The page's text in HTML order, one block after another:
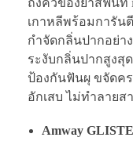
ถึงคิวของยาสีฟันที่
เกาหลีพร้อมการัน
กำจัดกลิ่นปากอย่า
ระงับกลิ่นปากสูงสุ
ป้องกันฟันผุ ขจัดค
อักเสบ ไม่ทำลายส
Amway